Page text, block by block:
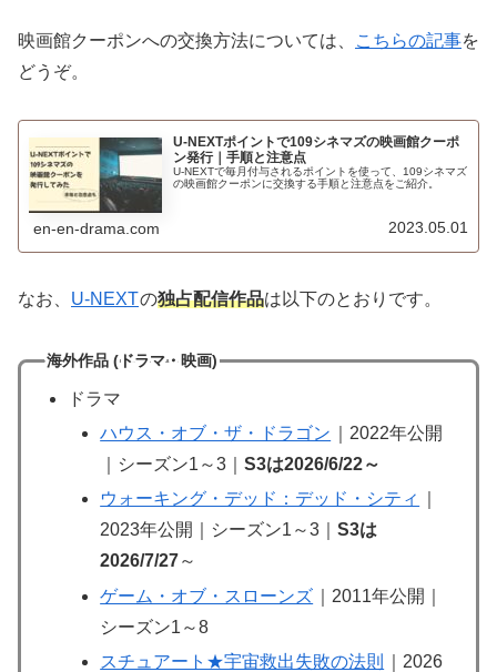
映画館クーポンへの交換方法については、 こちらの記事を
どうぞ。
U-NEXTポイントで109シネマズの映画館クーポ
ン発行｜手順と注意点
U-NEXTで毎月付与されるポイントを使って、109シネマズ
の映画館クーポンに交換する手順と注意点をご紹介。
en-en-drama.com 2023.05.01
なお、 U-NEXTの独占配信作品は以下のとおりです。
海外作品 (ドラマ・映画)
ドラマ
ハウス・オブ・ザ・ドラゴン
｜2022年公開
｜シーズン1～3｜S3は2026/6/22～
ウォーキング・デッド：デッド・シティ
2023年公開｜シーズン1～3｜S3は
2026/7/27～
ゲーム・オブ・スローンズ ｜2011年公開｜
シーズン1～8
スチュアート★宇宙救出失敗の法則
｜2026